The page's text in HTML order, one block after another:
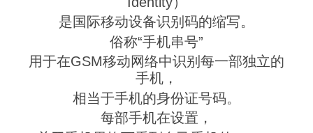
是国际移动设备识别码的缩写。
俗称“手机串号”
用于在GSM移动网络中识别每一部独立的
手机，
相当于手机的身份证号码。
每部手机在设置，